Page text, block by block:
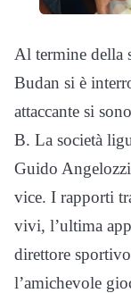
Al termine della
Budan si è
attaccante si
B. La società
Guido
vice. I rapporti
vivi, l’ultima
direttore
l’amichevole